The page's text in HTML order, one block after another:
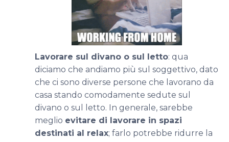
Lavorare sul divano o sul letto: qua
diciamo che andiamo più sul soggettivo, dato
che ci sono diverse persone che lavorano da
casa stando comodamente sedute sul
divano o sul letto. In generale, sarebbe
meglio evitare di lavorare in spazi
destinati al relax; farlo potrebbe ridurre la